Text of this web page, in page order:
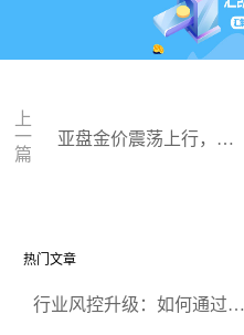
上
一
篇
亚盘金价震荡上行，停
热门文章
行业风控升级：如何通过正